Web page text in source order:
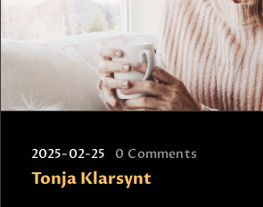
2025-02-25 0 Comments
Tonja Klarsynt